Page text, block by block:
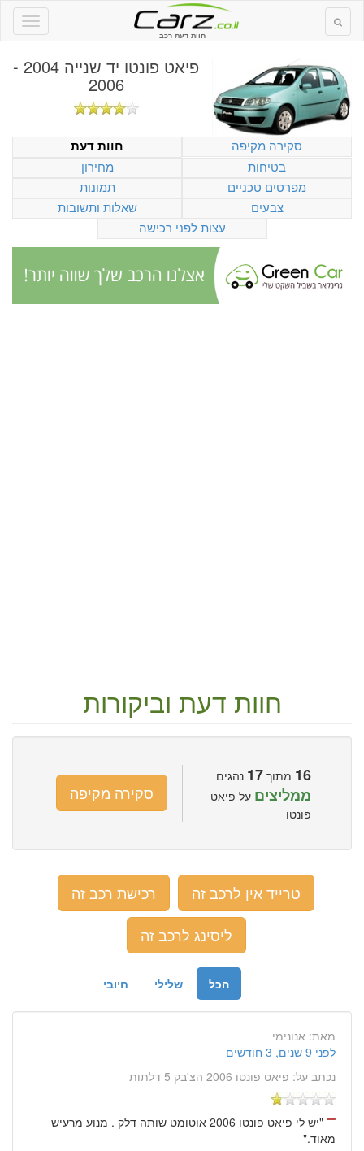
חוות דעת רכב
פיאט פונטו יד שנייה 2004 -
2006
סקירה מקיפה
חוות דעת
בטיחות
מחירון
מפרטים טכניים
תמונות
צבעים
שאלות ותשובות
עצות לפני רכישה
חוות דעת וביקורות
16 מתוך 17 נהגים
ממליצים על פיאט
פונטו
סקירה מקיפה
טרייד אין לרכב זה
רכישת רכב זה
ליסינג לרכב זה
חיובי שלילי הכל
מאת: אנונימי
לפני 9 שנים, 3 חודשים
נכתב על: פיאט פונטו 2006 הצ'בק 5 דלתות
"יש לי פיאט פונטו 2006 אוטומט שותה דלק . מנוע מרעיש
מאוד."